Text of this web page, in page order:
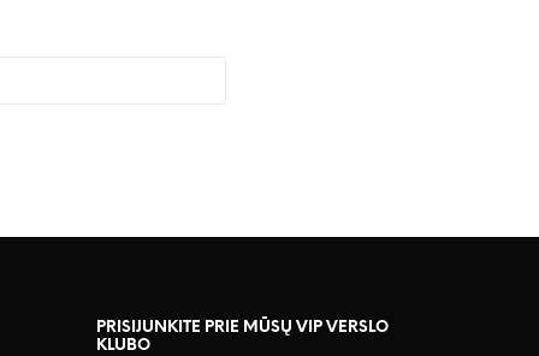
PRISIJUNKITE PRIE MŪSŲ VIP VERSLO
KLUBO